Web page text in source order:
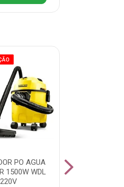
PO AGUA
1500W WDL
220V